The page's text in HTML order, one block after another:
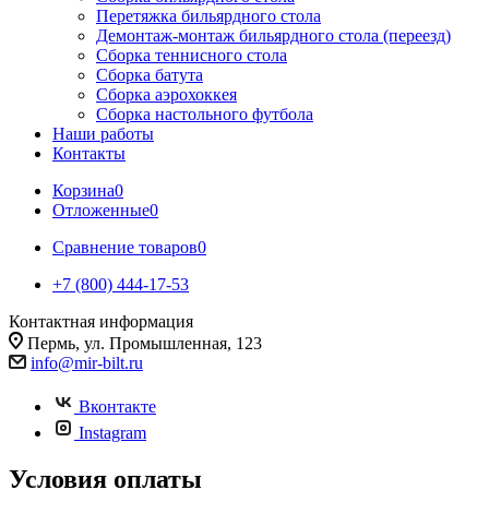
Перетяжка бильярдного стола
Демонтаж-монтаж бильярдного стола (переезд)
Сборка теннисного стола
Сборка батута
Сборка аэрохоккея
Сборка настольного футбола
Наши работы
Контакты
Корзина0
Отложенные0
Сравнение товаров0
+7 (800) 444-17-53
Контактная информация
Пермь, ул. Промышленная, 123
info@mir-bilt.ru
Вконтакте
Instagram
Условия оплаты